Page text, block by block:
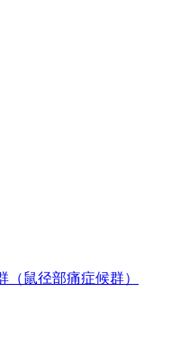
（鼠径部痛症候群）